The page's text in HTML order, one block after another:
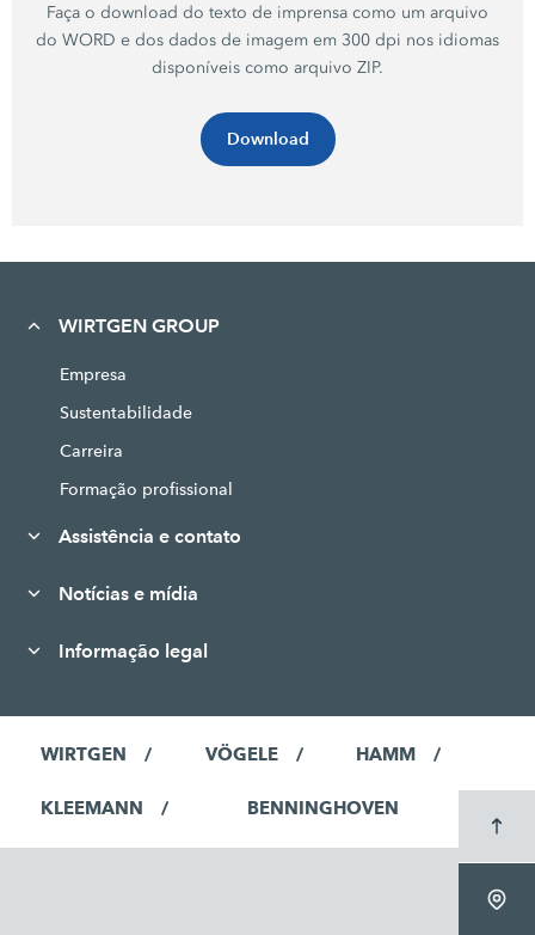
Faça o download do texto de imprensa como um arquivo
do WORD e dos dados de imagem em 300 dpi nos idiomas
disponíveis como arquivo ZIP.
Download
WIRTGEN GROUP
Empresa
Sustentabilidade
Carreira
Formação profissional
Assistência e contato
Notícias e mídia
Informação legal
WIRTGEN VÖGELE HAMM
KLEEMANN BENNINGHOVEN